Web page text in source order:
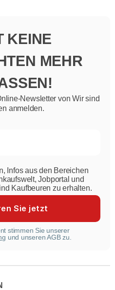
KEINE
MEHR
Newsletter von Wir sind
anmelden.
Infos aus den Bereichen
Jobportal und
Kaufbeuren zu erhalten.
stimmen Sie unserer
und unseren AGB zu.